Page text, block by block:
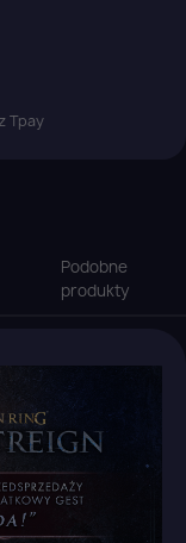
Tpay
Podobne
produkty